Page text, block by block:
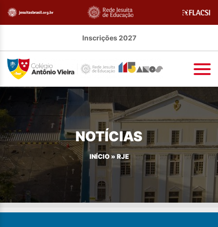
Inscrições 2027
NOTÍCIAS
INÍCIO» RJE